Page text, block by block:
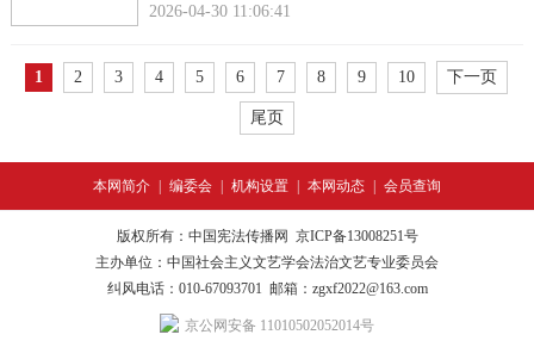
化为魂，以汉服国风为韵，以沉浸式展演、互动巡
2026-04-30 11:06:41
1 2 3 4 5 6 7 8 9 10 下一页
尾页
本网简介 编委会 机构设置 本网动态 会员查询
版权所有：中国宪法传播网 京ICP备13008251号
主办单位：中国社会主义文艺学会法治文艺专业委员会
纠风电话：010-67093701 邮箱：zgxf2022@163.com
京公网安备 11010502052014号